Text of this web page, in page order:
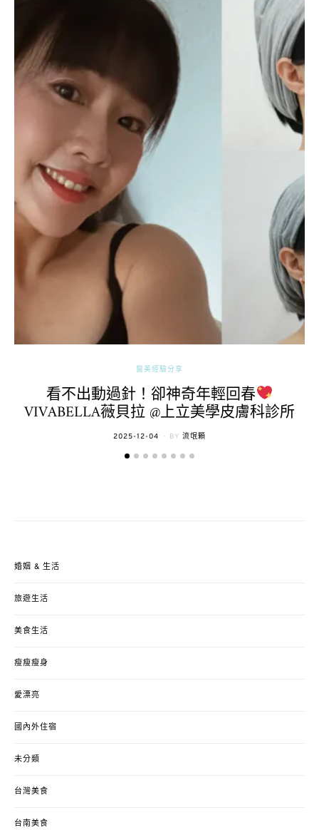
醫美經驗分享
看不出動過針！卻神奇年輕回春
VIVABELLA薇貝拉 @上立美學皮膚科診所
POSTED
2025-12-04 BY 流氓顆
婚姻 & 生活
旅遊生活
美食生活
瘦瘦瘦身
愛漂亮
國內外住宿
未分類
台灣美食
台南美食